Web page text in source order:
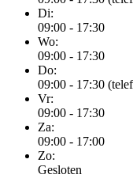
Di:
09:00 - 17:30
Wo:
09:00 - 17:30
Do:
09:00 - 17:30
Vr:
09:00 - 17:30
Za:
09:00 - 17:00
Zo:
Gesloten